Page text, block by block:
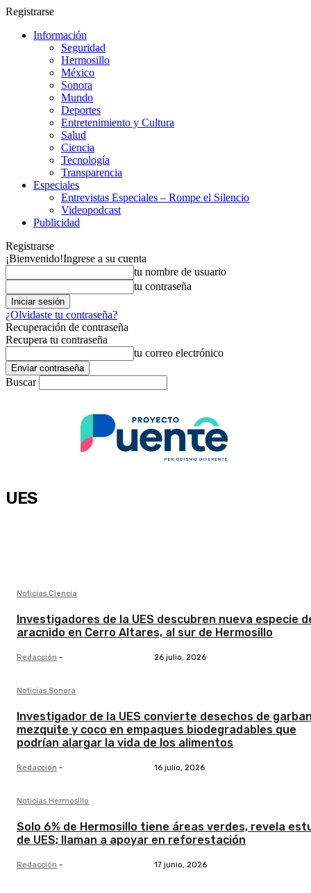
Registrarse
Información
Seguridad
Hermosillo
México
Sonora
Mundo
Deportes
Entretenimiento y Cultura
Salud
Ciencia
Tecnología
Transparencia
Especiales
Entrevistas Especiales – Rompe el Silencio
Videopodcast
Publicidad
Registrarse
¡Bienvenido!Ingrese a su cuenta
tu nombre de usuario
tu contraseña
¿Olvidaste tu contraseña?
Recuperación de contraseña
Recupera tu contraseña
tu correo electrónico
Buscar
UES
Noticias Ciencia
Investigadores de la UES descubren nueva especie
aracnido en Cerro Altares, al sur de Hermosillo
Redacción - 26 julio, 2026
Noticias Sonora
Investigador de la UES convierte desechos de
mezquite y coco en empaques biodegradables que
podrían alargar la vida de los alimentos
Redacción - 16 julio, 2026
Noticias Hermosillo
Solo 6% de Hermosillo tiene áreas verdes, revela
de UES; llaman a apoyar en reforestación
Redacción - 17 junio, 2026